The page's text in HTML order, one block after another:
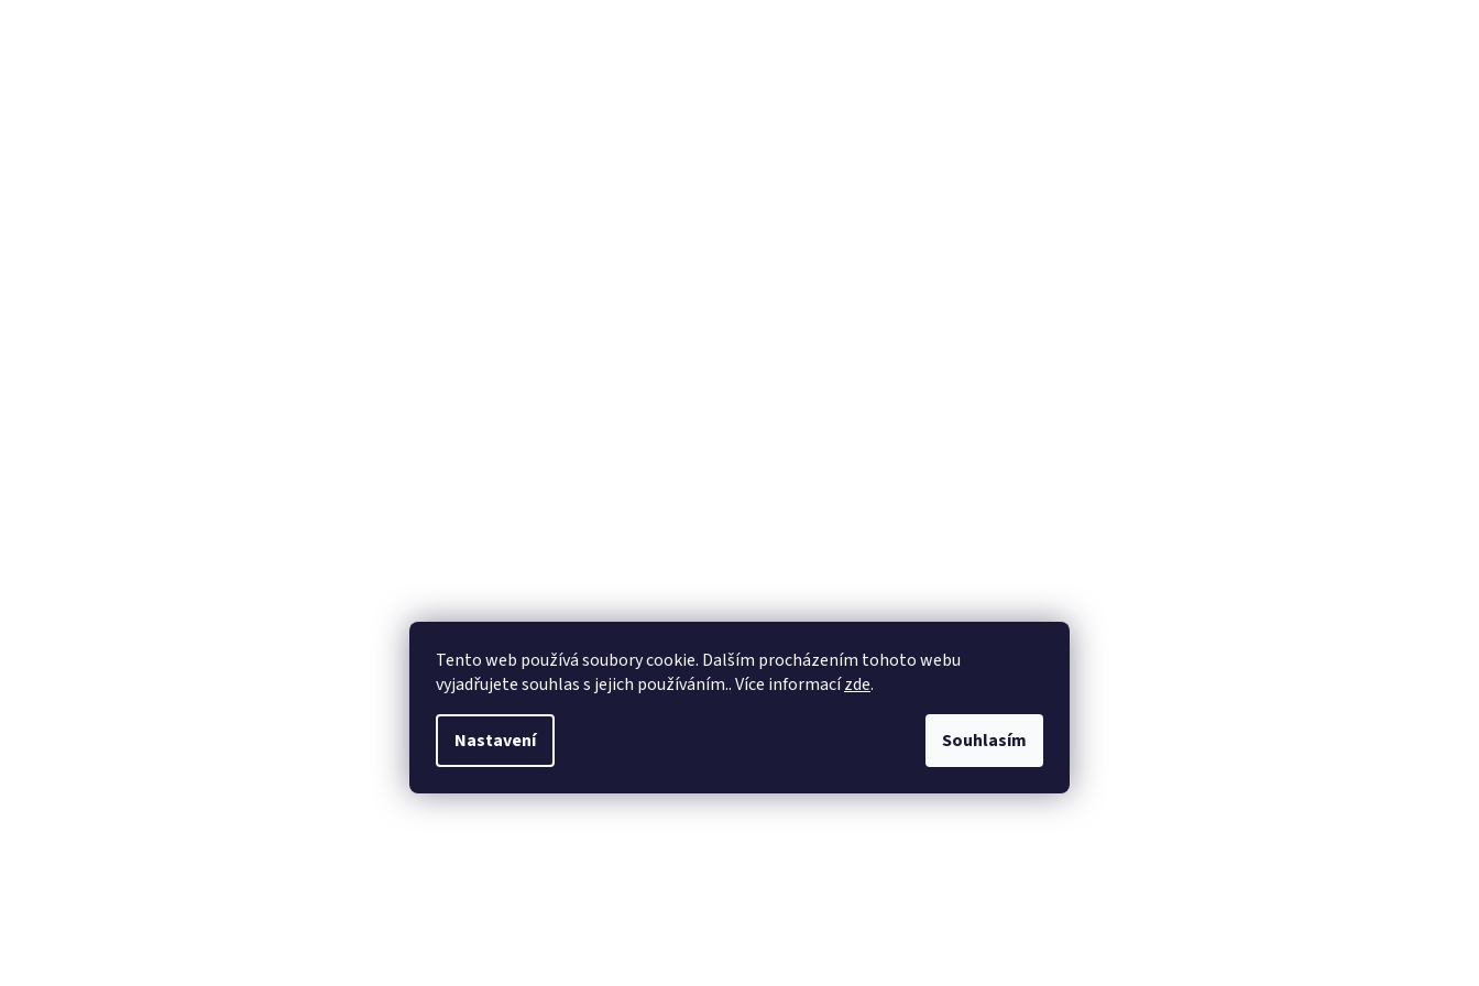
Tento web používá soubory cookie. Dalším procházením tohoto webu
vyjadřujete souhlas s jejich používáním.. Více informacízde.
Nastavení Souhlasím